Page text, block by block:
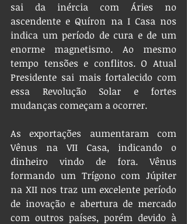
sai da inércia com Áries no
ascendente e Quíron na I Casa nos
indica um período de cura e de um
enorme magnetismo. Ao mesmo
tempo tensões e conflitos. O Atual
Presidente sai mais fortalecido com
essa Revolução Solar e fortes
mudanças começam a ocorrer.
As exportações aumentaram com
Vênus na VII Casa, indicando o
dinheiro vindo de fora. Vênus
formando um Trígono com Júpiter
na XII nos traz um excelente período
de inovação e abertura de mercado
com outros países, porém devido à